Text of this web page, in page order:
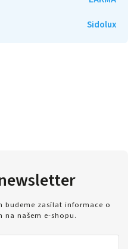
Sidolux
budeme zasílat informace o
na našem e-shopu.